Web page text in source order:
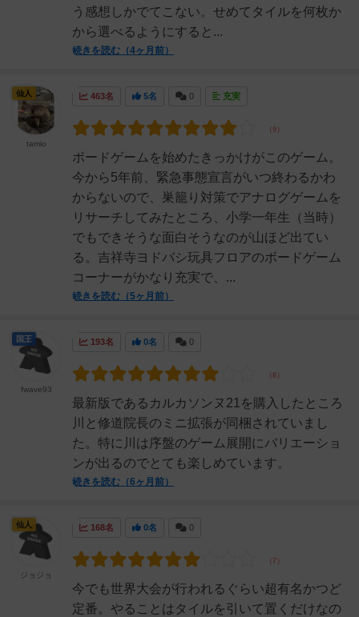
う感想しかでてこない。せめてタイルを何枚か
から選べるようにすると...
続きを読む（4ヶ月前）
463名 5名 0 充実
ボードゲームを始めたきっかけがこのゲーム。
今から5年前、緊急事態宣言がいつ終わるかわ
からないので、巣籠り対策でアナログゲームを
リサーチしてみたところ、小学一年生（当時）
でもできそうな面白そうなのが山ほど出てい
る。吉祥寺ヨドバシ玩具フロアのボードゲーム
コーナーがかなり充実で、...
続きを読む（5ヶ月前）
仙人
tamio
193名 0名 0
最新版であるカルカソンヌ21を購入したところ
川と修道院長のミニ拡張が同梱されていまし
た。特に川は序盤のゲーム展開にバリエーショ
ンが出るのでとても楽しめています。
続きを読む（6ヶ月前）
国王
fwave93
168名 0名 0
今でも世界大会が行われるぐらい超有名かつど
定番。やることはタイルを引いて置くだけなの
仙人
ジョジョ